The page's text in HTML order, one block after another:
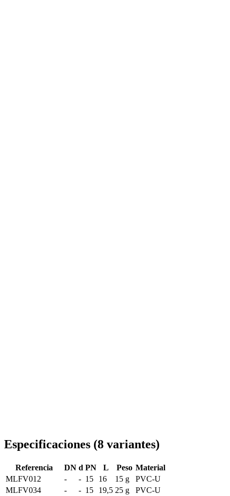
Especificaciones (8 variantes)
Referencia DN d PN L Peso Material
MLFV012
- - 15 16 15 g
PVC-U
MLFV034
- - 15 19,5 25 g
PVC-U